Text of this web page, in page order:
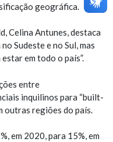
geográfica.
Celina Antunes, destaca
Sudeste e no Sul, mas
em todo o país”.
entre
inquilinos para “built-
outras regiões do país.
em 2020, para 15%, em